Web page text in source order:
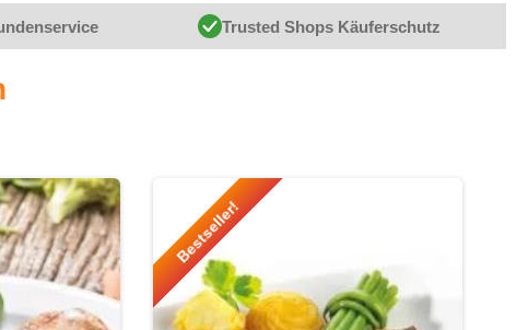
Trusted Shops Käuferschutz
Bestseller!